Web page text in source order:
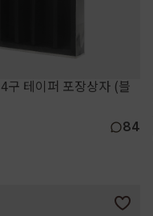
구 테이퍼 포장상자 (블
84